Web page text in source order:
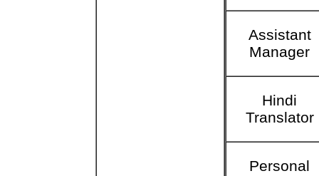
Assistant
Manager
Hindi
Translator
Personal